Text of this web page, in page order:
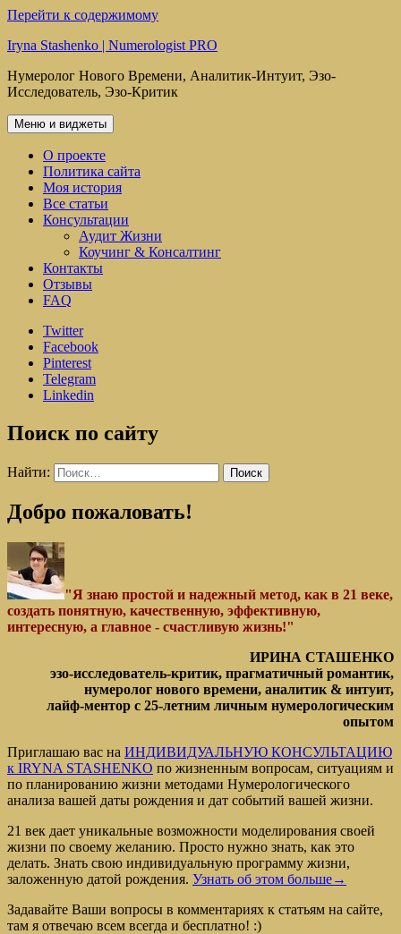
Перейти к содержимому
Iryna Stashenko | Numerologist PRO
Нумеролог Нового Времени, Аналитик-Интуит, Эзо-
Исследователь, Эзо-Критик
Меню и виджеты
О проекте
Политика сайта
Моя история
Все статьи
Консультации
Аудит Жизни
Коучинг & Консалтинг
Контакты
Отзывы
FAQ
Twitter
Facebook
Pinterest
Telegram
Linkedin
Поиск по сайту
Найти:
Добро пожаловать!
"Я знаю простой и надежный метод, как в 21 веке,
создать понятную, качественную, эффективную,
интересную, а главное - счастливую жизнь!"
ИРИНА СТАШЕНКО
эзо-исследователь-критик, прагматичный романтик,
нумеролог нового времени, аналитик & интуит,
лайф-ментор с 25-летним личным нумерологическим
опытом
Приглашаю вас на ИНДИВИДУАЛЬНУЮ КОНСУЛЬТАЦИЮ
к IRYNA STASHENKO по жизненным вопросам, ситуациям и
по планированию жизни методами Нумерологического
анализа вашей даты рождения и дат событий вашей жизни.
21 век дает уникальные возможности моделирования своей
жизни по своему желанию. Просто нужно знать, как это
делать. Знать свою индивидуальную программу жизни,
заложенную датой рождения. Узнать об этом больше→
Задавайте Ваши вопросы в комментариях к статьям на сайте,
там я отвечаю всем всегда и бесплатно! :)